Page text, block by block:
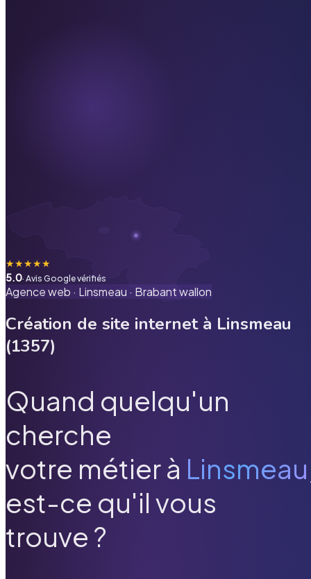
★★★★★
5.0· Avis Google vérifiés
Agence web · Linsmeau · Brabant wallon
Création de site internet à Linsmeau
(1357)
Quand quelqu'un
cherche
votre métier à Linsmeau
est-ce qu'il vous
trouve ?